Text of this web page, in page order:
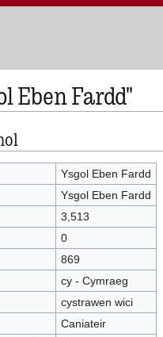
Eben Fardd"
Ysgol Eben Fardd
Ysgol Eben Fardd
3,513
0
869
cy - Cymraeg
cystrawen wici
Caniateir